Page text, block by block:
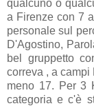
qualcuno o
a Firenze con 7
personale sul
D'Agostino,
bel gruppetto
correva , a
meno 17. Per 3
categoria e c'è